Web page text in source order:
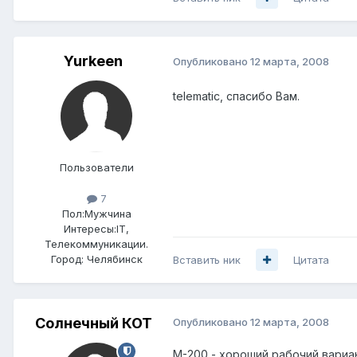
Yurkeen
Пользователи
7
Пол:Мужчина
Интересы:IT,
Телекоммуникации.
Город: Челябинск
Опубликовано 12 марта, 2008
telematic, спасибо Вам.
Вставить ник Цитата
Солнечный КОТ Опубликовано 12 марта, 2008
М-200 - хороший рабочий